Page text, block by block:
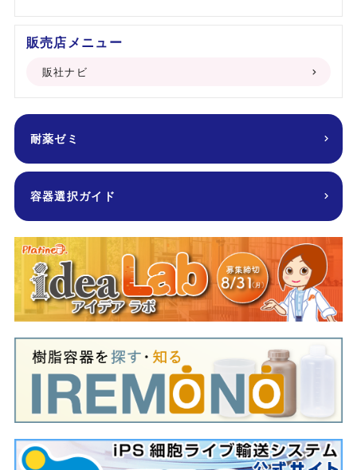
販売店メニュー
販社ナビ
耐薬ゼミ
容器選択ガイド